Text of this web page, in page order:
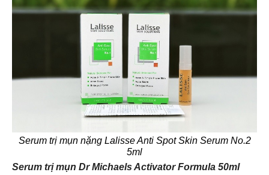
Serum trị mụn nặng Lalisse Anti Spot Skin Serum No.2
5ml
Serum trị mụn Dr Michaels Activator Formula 50ml